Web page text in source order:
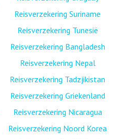
Reisverzekering Suriname
Reisverzekering Tunesië
Reisverzekering Bangladesh
Reisverzekering Nepal
Reisverzekering Tadzjikistan
Reisverzekering Griekenland
Reisverzekering Nicaragua
Reisverzekering Noord Korea